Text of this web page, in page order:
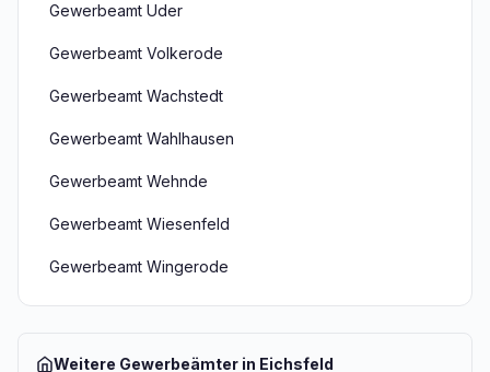
Gewerbeamt Uder
Gewerbeamt Volkerode
Gewerbeamt Wachstedt
Gewerbeamt Wahlhausen
Gewerbeamt Wehnde
Gewerbeamt Wiesenfeld
Gewerbeamt Wingerode
Weitere Gewerbeämter in Eichsfeld